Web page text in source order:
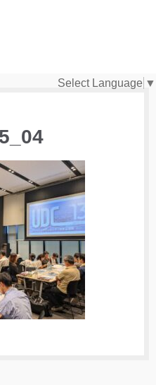
Select Language ▼